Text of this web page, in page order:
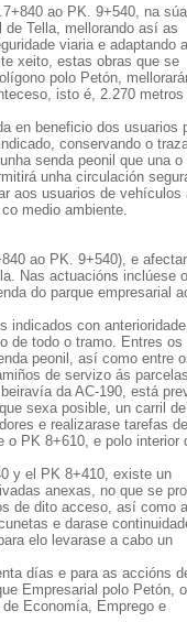
ao PK. 9+540, na súa
de Tella, mellorando así as
viaria e adaptando
xeito, estas obras que se
polo Petón,
isto é, 2.270 metros
en beneficio dos usuarios
conservando o
senda peonil que una o
unha circulación
aos usuarios de vehículos
medio ambiente.
ao PK. 9+540), e
Nas actuacións inclúese o
do parque empresarial
indicados con
de todo o tramo. Entres os
peonil, así como entre
de servizo ás parcelas
da AC-190, está
sexa posible, un carril de
e realizarase tarefas de
o PK 8+610, e polo interior
y el PK 8+410, existe un
anexas, no que se
de dito acceso, así como a
e darase
elo levarase a cabo un
días e para as accións
Empresarial polo Petón, o
Economía, Emprego e